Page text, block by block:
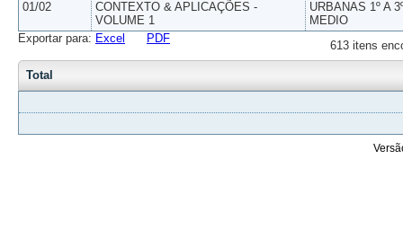
01/02
CONTEXTO & APLICAÇÕES -
VOLUME 1
URBANAS 1º A
MEDIO
613 itens
Exportar para: Excel PDF
Total